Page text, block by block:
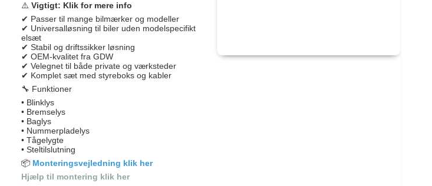
⚠️Vigtigt: Klik for mere info
✔ Passer til mange bilmærker og modeller
✔ Universalløsning til biler uden modelspecifikt
elsæt
✔ Stabil og driftssikker løsning
✔ OEM-kvalitet fra GDW
✔ Velegnet til både private og værksteder
✔ Komplet sæt med styreboks og kabler
🔧 Funktioner
• Blinklys
• Bremselys
• Baglys
• Nummerpladelys
• Tågelygte
• Steltilslutning
📦 Monteringsvejledning klik her
Hjælp til montering klik her